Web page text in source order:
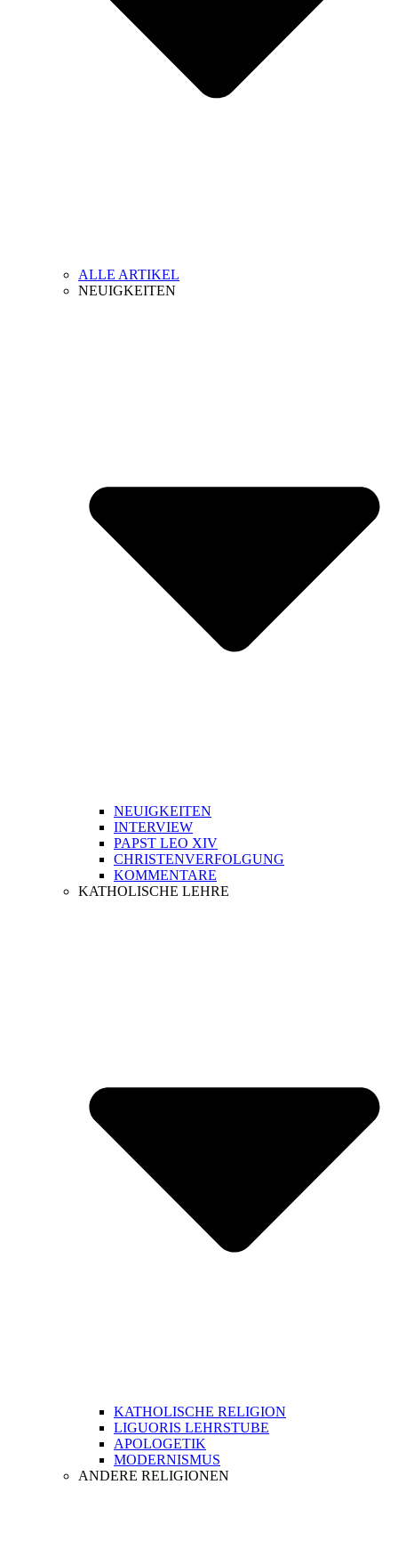
ALLE ARTIKEL
NEUIGKEITEN
NEUIGKEITEN
INTERVIEW
PAPST LEO XIV
CHRISTENVERFOLGUNG
KOMMENTARE
KATHOLISCHE LEHRE
KATHOLISCHE RELIGION
LIGUORIS LEHRSTUBE
APOLOGETIK
MODERNISMUS
ANDERE RELIGIONEN